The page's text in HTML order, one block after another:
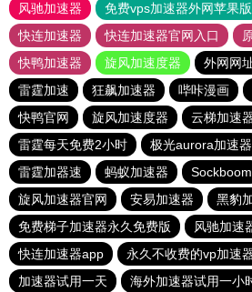
风驰加速器
免费vps加速器外网苹果版
快连加速器
快连加速器官网入口
快鸭加速器
旋风加速度器 外网网
雷霆加速
狂飙加速器 哔咔漫画
快鸭官网
旋风加速度器
云梯加速
雷霆每天免费2小时
极光aurora加速器
雷霆加器速
蚂蚁加速器 Sockboom
旋风加速器官网
安易加速器 黑豹
免费梯子加速器永久免费版
风驰加速
快连加速器app
永久不收费的vp加速
加速器试用一天
海外加速器试用一小